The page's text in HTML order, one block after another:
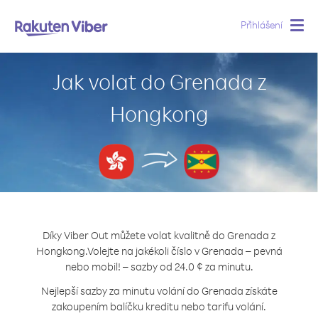
Přihlášení
Jak volat do Grenada z
Hongkong
Díky Viber Out můžete volat kvalitně do Grenada z
Hongkong.Volejte na jakékoli číslo v Grenada – pevná
nebo mobil! – sazby od 24.0 ¢ za minutu.
Nejlepší sazby za minutu volání do Grenada získáte
zakoupením balíčku kreditu nebo tarifu volání.